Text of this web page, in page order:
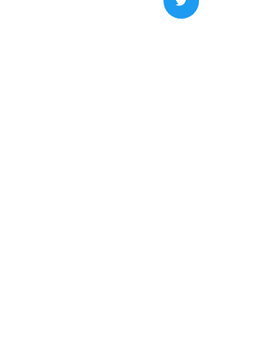
Twitter